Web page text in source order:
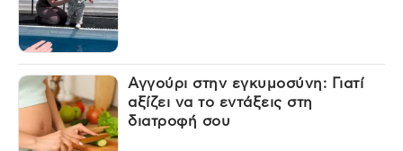
Αγγούρι στην εγκυμοσύνη: Γιατί
αξίζει να το εντάξεις στη
διατροφή σου